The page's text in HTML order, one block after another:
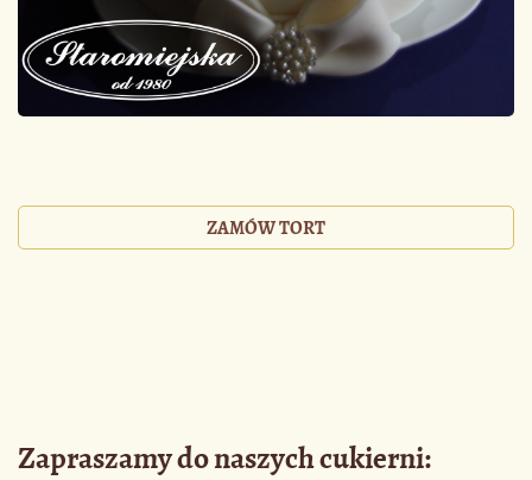
ZAMÓW TORT
Zapraszamy do naszych cukierni: